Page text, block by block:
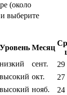
(около
выберите
Уровень Месяц
низкий сент.
29
высокий окт.
27
высокий нояб.
24